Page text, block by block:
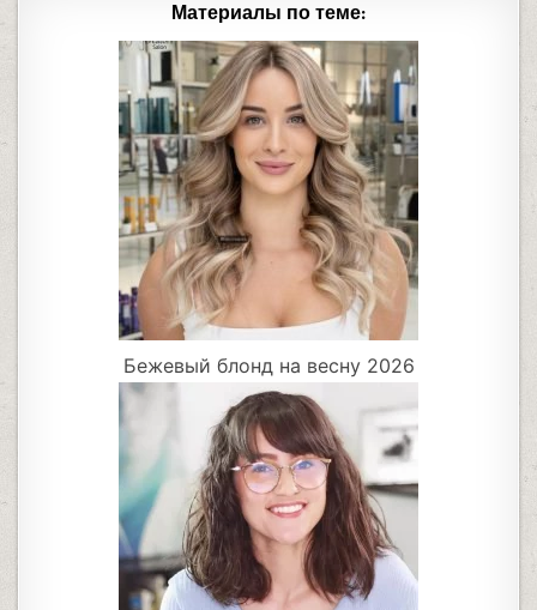
Материалы по теме:
Бежевый блонд на весну 2026